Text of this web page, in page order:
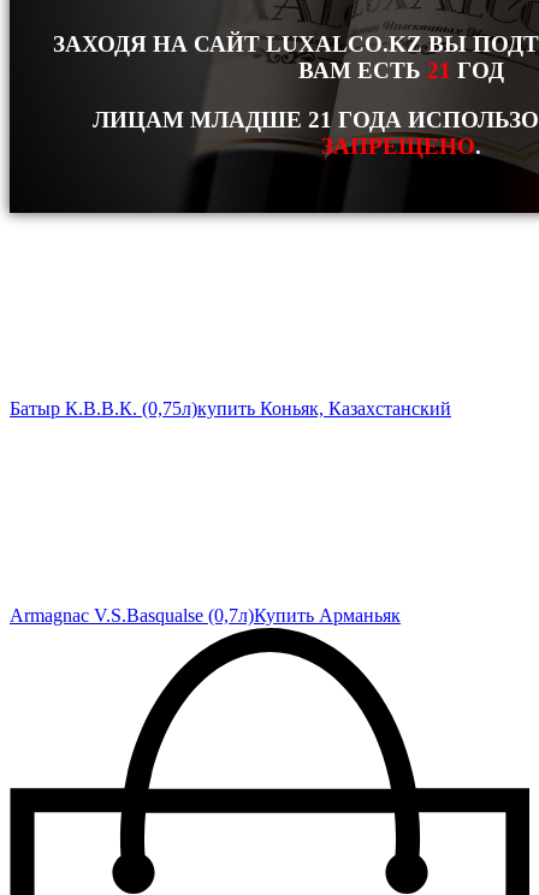
ЗАХОДЯ НА САЙТ LUXALCO.KZ ВЫ
ВАМ ЕСТЬ 21 ГОД
ЛИЦАМ МЛАДШЕ 21 ГОДА
ЗАПРЕЩЕНО.
Батыр К.В.В.К. (0,75л)купить Коньяк, Казахстанский
Armagnac V.S.Basqualse (0,7л)Купить Арманьяк